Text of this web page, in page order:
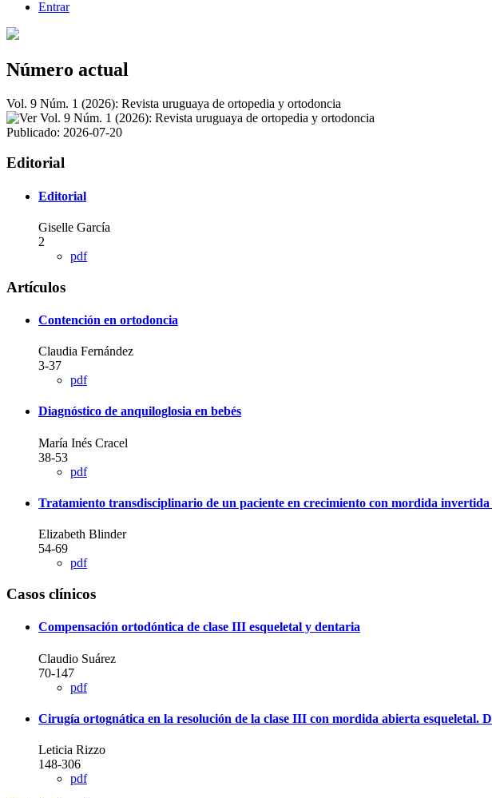
Entrar
Número actual
Vol. 9 Núm. 1 (2026): Revista uruguaya de ortopedia y ortodoncia
Publicado: 2026-07-20
Editorial
Editorial
Giselle García
2
pdf
Artículos
Contención en ortodoncia
Claudia Fernández
3-37
pdf
Diagnóstico de anquiloglosia en bebés
María Inés Cracel
38-53
pdf
Tratamiento transdisciplinario de un paciente en crecimiento con mordida
Elizabeth Blinder
54-69
pdf
Casos clínicos
Compensación ortodóntica de clase III esqueletal y dentaria
Claudio Suárez
70-147
pdf
Cirugía ortognática en la resolución de la clase III con mordida abierta esqueletal.
Leticia Rizzo
148-306
pdf